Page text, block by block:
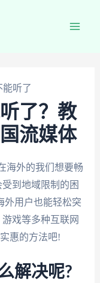
能听了
了？教
流媒体
海外的我们想要畅
到地域限制的困
外用户也能轻松突
戏等多种互联网
惠的方法吧!
解决呢?